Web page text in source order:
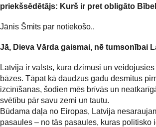
priekšsēdētājs: Kurš ir pret obligāto
Jānis Šmits par notiekošo..
Jā, Dieva Vārda gaismai, nē tumsonībai
Latvija ir valsts, kura dzimusi un
bāzes. Tāpat kā daudzus gadu desmitus
izcīnīšanas, šodien mēs brīvās un
svētību pār savu zemi un tautu.
Būdama daļa no Eiropas, Latvija
pasaules – no tās pasaules, kuras politisko